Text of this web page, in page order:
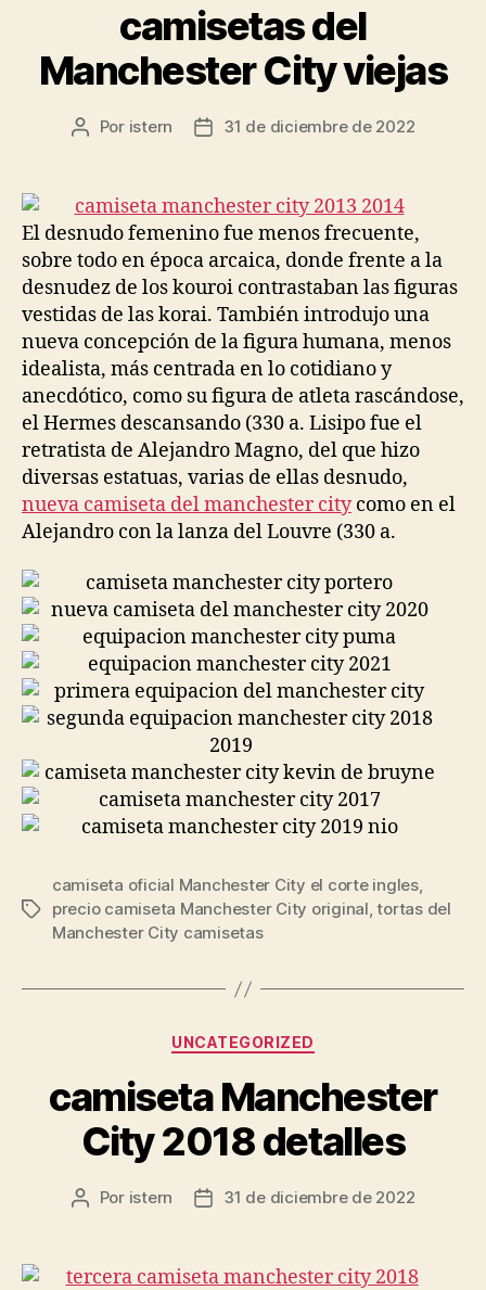
camisetas del
Manchester City viejas
Autor
entrada
Por istern
Fecha
entrada
31 de diciembre de 2022
El desnudo femenino fue menos frecuente,
sobre todo en época arcaica, donde frente a la
desnudez de los kouroi contrastaban las figuras
vestidas de las korai. También introdujo una
nueva concepción de la figura humana, menos
idealista, más centrada en lo cotidiano y
anecdótico, como su figura de atleta rascándose,
el Hermes descansando (330 a. Lisipo fue el
retratista de Alejandro Magno, del que hizo
diversas estatuas, varias de ellas desnudo,
nueva camiseta del manchester citycomo en el
Alejandro con la lanza del Louvre (330 a.
Etiquetas
camiseta oficial Manchester City el corte ingles,
precio camiseta Manchester City original,tortas del
Manchester City camisetas
Categorías
UNCATEGORIZED
camiseta Manchester
City 2018 detalles
Autor
entrada
Por istern
Fecha
entrada
31 de diciembre de 2022